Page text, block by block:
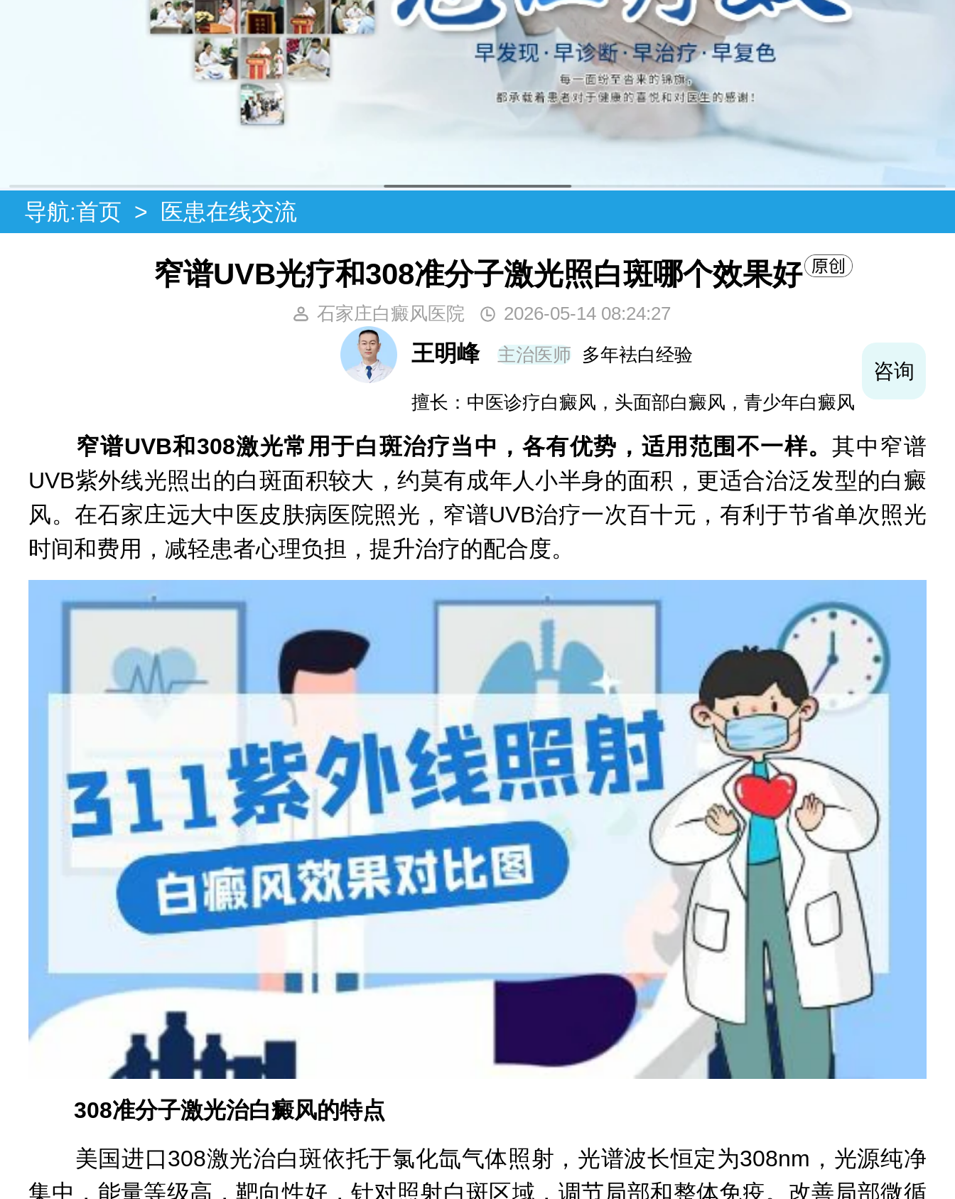
导航:首页 > 医患在线交流
窄谱UVB光疗和308准分子激光照白斑哪个效果好
石家庄白癜风医院 2026-05-14 08:24:27
王明峰 主治医师 多年袪白经验
擅长：中医诊疗白癜风，头面部白癜风，青少年白癜风
咨询
窄谱UVB和308激光常用于白斑治疗当中，各有优势，适用范围不一样。其中窄谱
UVB紫外线光照出的白斑面积较大，约莫有成年人小半身的面积，更适合治泛发型的白癜
风。在石家庄远大中医皮肤病医院照光，窄谱UVB治疗一次百十元，有利于节省单次照光
时间和费用，减轻患者心理负担，提升治疗的配合度。
308准分子激光治白癜风的特点
美国进口308激光治白斑依托于氯化氙气体照射，光谱波长恒定为308nm，光源纯净
集中，能量等级高，靶向性好，针对照射白斑区域，调节局部和整体免疫。改善局部微循